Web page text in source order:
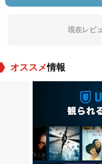
堀江由
役：
現在レビ
オススメ情報